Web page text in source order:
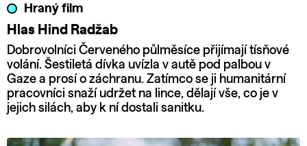
Hraný film
Hlas Hind Radžab
Dobrovolníci Červeného půlměsíce přijímají tísňové
volání. Šestiletá dívka uvízla v autě pod palbou v
Gaze a prosí o záchranu. Zatímco se ji humanitární
pracovníci snaží udržet na lince, dělají vše, co je v
jejich silách, aby k ní dostali sanitku.